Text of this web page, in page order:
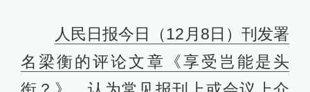
人民日报今日（12月8日）刊发署
名梁衡的评论文章《享受岂能是头